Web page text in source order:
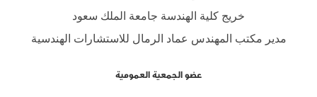
خريج كلية الهندسة جامعة الملك سعود
مدير مكتب المهندس عماد الرمال للاستشارات الهندسية
عضو الجمعية العمومية